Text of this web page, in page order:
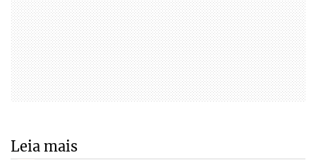
Leia mais